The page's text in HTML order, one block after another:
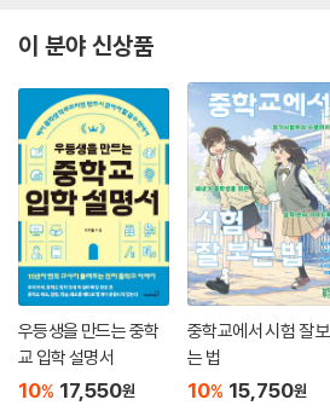
이 분야 신상품
우등생을 만드는 중학
교 입학 설명서
10% 17,550원
중학교에서 시험 잘 보
는 법
10% 15,750원